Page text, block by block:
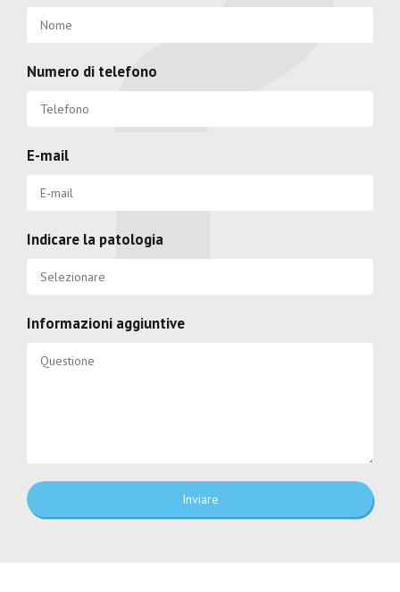
Numero di telefono
E-mail
Indicare la patologia
Informazioni aggiuntive
Inviare